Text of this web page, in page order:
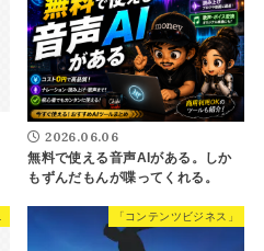
2026.06.06
無料で使える音声AIがある。しか
もずんだもんが喋ってくれる。
「コンテンツビジネス」